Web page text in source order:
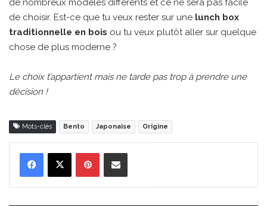
de nombreux modèles différents et ce ne sera pas facile
de choisir. Est-ce que tu veux rester sur une lunch box
traditionnelle en bois ou tu veux plutôt aller sur quelque
chose de plus moderne ?
Le choix t’appartient mais ne tarde pas trop à prendre une
décision !
Mots-clés Bento Japonaise Origine